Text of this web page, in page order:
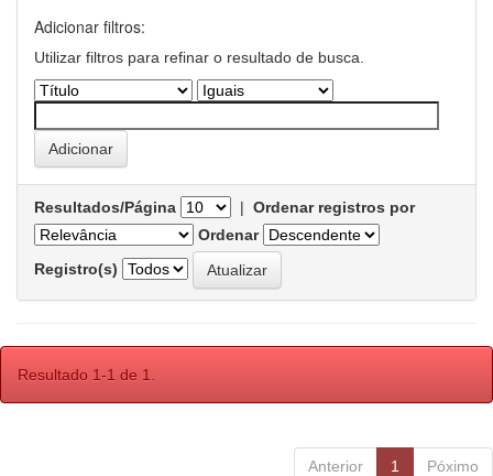
Adicionar filtros:
Utilizar filtros para refinar o resultado de busca.
Resultados/Página | Ordenar registros por
Ordenar
Registro(s)
Resultado 1-1 de 1.
Anterior 1 Póximo